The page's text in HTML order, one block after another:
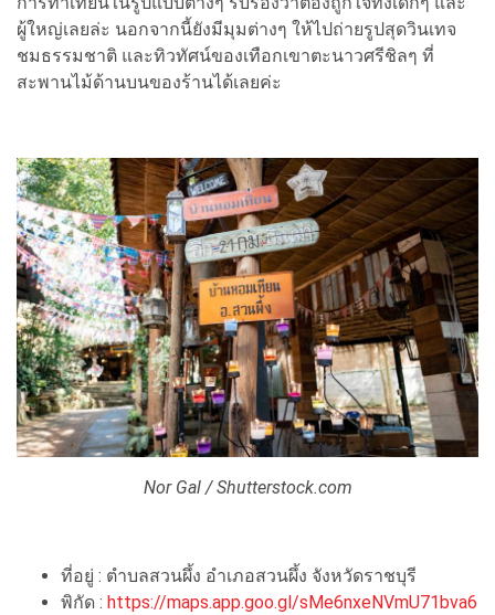
ผู้ใหญ่เลยล่ะ นอกจากนี้ยังมีมุมต่างๆ ให้ไปถ่ายรูปสุดวินเทจ
ชมธรรมชาติ และทิวทัศน์ของเทือกเขาตะนาวศรีชิลๆ ที่
สะพานไม้ด้านบนของร้านได้เลยค่ะ
Nor Gal / Shutterstock.com
ที่อยู่ : ตำบลสวนผึ้ง อำเภอสวนผึ้ง จังหวัดราชบุรี
พิกัด : https://maps.app.goo.gl/sMe6nxeNVmU71bva6